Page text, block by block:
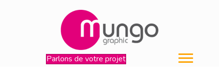
Parlons de votre projet